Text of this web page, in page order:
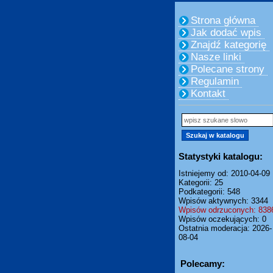
Strona główna
Jak dodać wpis
Znajdź kategorię
Nasze linki
Polecane strony
Regulamin
Kontakt
Statystyki katalogu:
Istniejemy od: 2010-04-09
Kategorii: 25
Podkategorii: 548
Wpisów aktywnych: 3344
Wpisów odrzuconych:
Wpisów oczekujących: 0
Ostatnia moderacja: 2026-
08-04
Polecamy: